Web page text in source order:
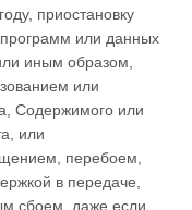
приостановку
или данных
иным образом,
или
Содержимого или
или
перебоем,
в передаче,
сбоем, даже если